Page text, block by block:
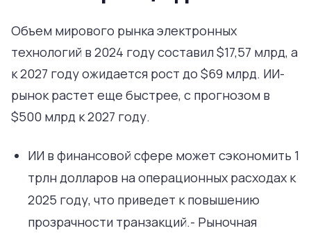
Объем мирового рынка электронных
технологий в 2024 году составил $17,57 млрд, а
к 2027 году ожидается рост до $69 млрд. ИИ-
рынок растет еще быстрее, с прогнозом в
$500 млрд к 2027 году.
ИИ в финансовой сфере может сэкономить 1
трлн долларов на операционных расходах к
2025 году, что приведет к повышению
прозрачности транзакций.- Рыночная